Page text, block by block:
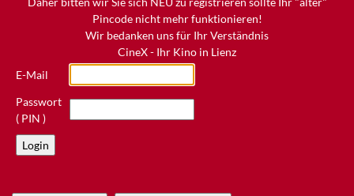
Pincode nicht mehr funktionieren!
Wir bedanken uns für Ihr Verständnis
CineX - Ihr Kino in Lienz
E-Mail
Passwort
( PIN )